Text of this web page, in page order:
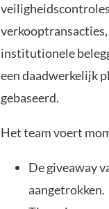
institutionele
een daadwerkelijk
gebaseerd.
Het team voert
De giveaway
aangetrokken.